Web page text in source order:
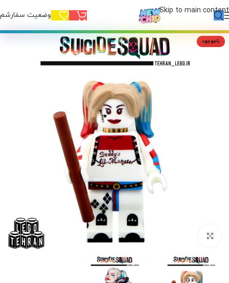
Skip to main content وضعیت
ناموجود